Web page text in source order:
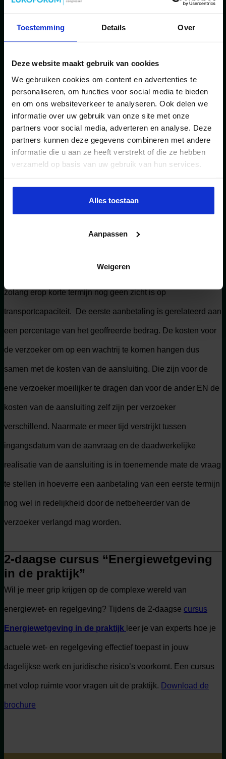
Toestemming Details Over
Deze website maakt gebruik van cookies
We gebruiken cookies om content en advertenties te
personaliseren, om functies voor social media te bieden
en om ons websiteverkeer te analyseren. Ook delen we
informatie over uw gebruik van onze site met onze
partners voor social media, adverteren en analyse. Deze
partners kunnen deze gegevens combineren met andere
informatie die u aan ze heeft verstrekt of die ze hebben
verzameld op basis van uw gebruik van hun services.
Alles toestaan
Aanpassen
Weigeren
oplopen en de wettelijke verplichting om op aansluitingen
binnen zekere termijn te realiseren is gekoppeld aan het wel
of niet beschikbaar zijn van transportcapaciteit in een
netdeel komt de vraag op, op welk tijdstip de netbeheerder
een eerste aanbetaling mag verlangen na acceptatie. Waar
in een eerdere fase het goed viel te onderbouwen dat de
netbeheerder een aanbetaling verlangde, na acceptatie van
de offerte door de verzoeker, om te voorkomen dat men
claimen, wordt dat anders als men wel op de wachtrij wil
komen maar van de netbeheerder verneemt dat het nog jaren
zal duren voordat er transportcapaciteit beschikbaar is. De
ontwikkelingen ook geen aansluiting alvast te realiseren
zolang erop korte termijn nog geen zicht is op
transportcapaciteit. De eerste aanbetaling is gerelateerd aan
een percentage van het geoffreerde bedrag. De kosten voor
de verzoeker om op een wachtrij te komen hangen dus
samen met de kosten van de aansluiting. Die zijn voor de
ene verzoeker moeilijker te dragen dan voor de ander EN de
kosten van de aansluiting zelf zijn per verzoeker
verschillend. Naarmate er meer tijd verstrijkt tussen
ingangsdatum van de aanvraag en de daadwerkelijke
realisatie van de aansluiting is in toenemende mate de vraag
te stellen in hoeverre een aanbetaling van een eerste termijn
nog wel in redelijkheid door de netbeheerder van de
verzoeker verlangd mag worden.
2-daagse cursus “Energiewetgeving
in de praktijk”
Wil je meer grip krijgen op de complexe wereld van
energiewet- en regelgeving? Tijdens de 2-daagse cursus
Energiewetgeving in de praktijk leer je van experts hoe je
actuele wet- en regelgeving effectief toepast in jouw
dagelijkse werk en juridische risico’s voorkomt. Een cursus
met volop ruimte voor vragen uit de praktijk. Download de
brochure